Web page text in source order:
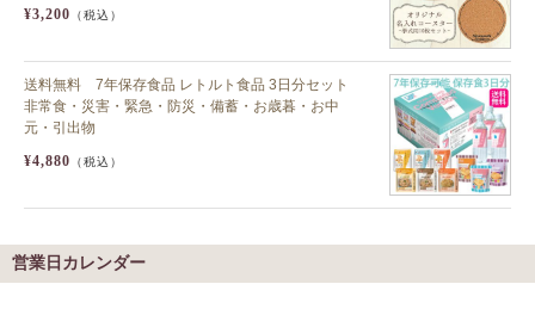
¥3,200 （税込）
送料無料 7年保存食品 レトルト食品 3日分セット
非常食・災害・緊急・防災・備蓄・お歳暮・お中
元・引出物
¥4,880 （税込）
営業日カレンダー